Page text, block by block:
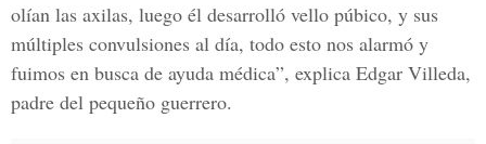
olían las axilas, luego él desarrolló vello púbico, y sus
múltiples convulsiones al día, todo esto nos alarmó y
fuimos en busca de ayuda médica”, explica Edgar Villeda,
padre del pequeño guerrero.